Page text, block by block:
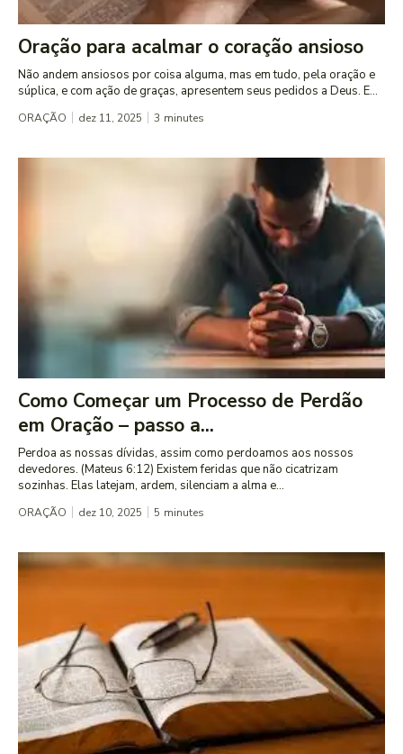
Oração para acalmar o coração ansioso
Não andem ansiosos por coisa alguma, mas em tudo, pela oração e
súplica, e com ação de graças, apresentem seus pedidos a Deus. E...
ORAÇÃO dez 11, 2025 3 minutes
Como Começar um Processo de Perdão
em Oração – passo a...
Perdoa as nossas dívidas, assim como perdoamos aos nossos
devedores. (Mateus 6:12) Existem feridas que não cicatrizam
sozinhas. Elas latejam, ardem, silenciam a alma e...
ORAÇÃO dez 10, 2025 5 minutes